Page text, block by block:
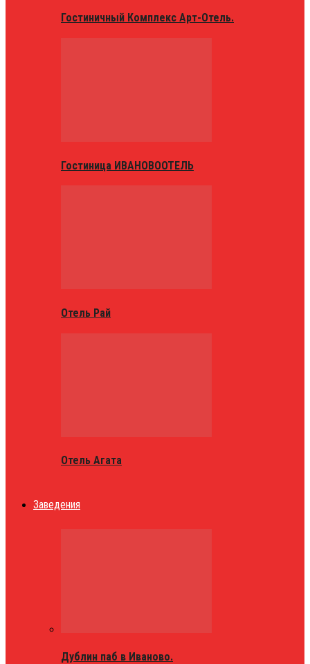
Гостиничный Комплекс Арт-Отель.
Гостиница ИВАНОВООТЕЛЬ
Отель Рай
Отель Агата
Заведения
Дублин паб в Иваново.